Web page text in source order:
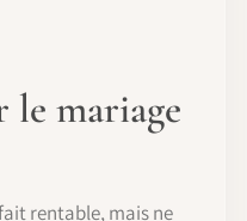
le mariage
rentable, mais ne